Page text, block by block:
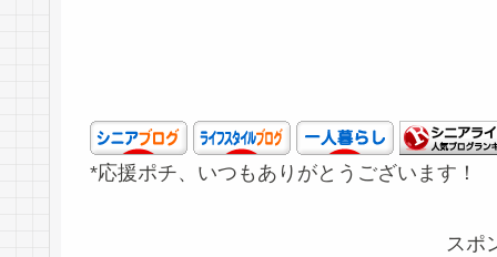
*応援ポチ、いつもありがとうございます！
スポ